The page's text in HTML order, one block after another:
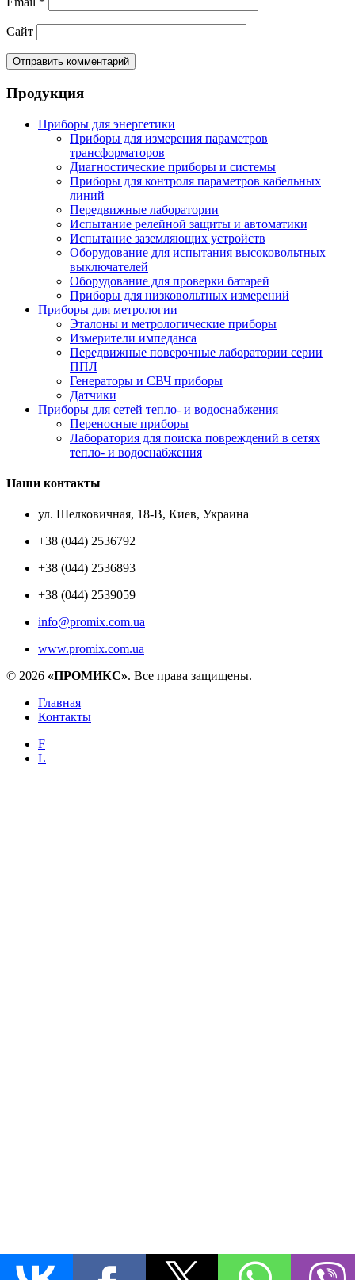
Сайт
Продукция
Приборы для энергетики
Приборы для измерения параметров
трансформаторов
Диагностические приборы и системы
Приборы для контроля параметров кабельных
линий
Передвижные лаборатории
Испытание релейной защиты и автоматики
Испытание заземляющих устройств
Оборудование для испытания высоковольтных
выключателей
Оборудование для проверки батарей
Приборы для низковольтных измерений
Приборы для метрологии
Эталоны и метрологические приборы
Измерители импеданса
Передвижные поверочные лаборатории серии
ППЛ
Генераторы и СВЧ приборы
Датчики
Приборы для сетей тепло- и водоснабжения
Переносные приборы
Лаборатория для поиска повреждений в сетях
тепло- и водоснабжения
Наши контакты
ул. Шелковичная, 18-В, Киев, Украина
+38 (044) 2536792
+38 (044) 2536893
+38 (044) 2539059
info@promix.com.ua
www.promix.com.ua
© 2026 «ПРОМИКС». Все права защищены.
Главная
Контакты
F
L